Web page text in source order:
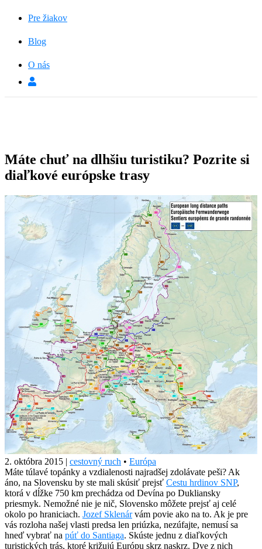
Pre žiakov
Blog
O nás
Máte chuť na dlhšiu turistiku? Pozrite si
diaľkové európske trasy
2. októbra 2015 | cestovný ruch • Európa
Máte túlavé topánky a vzdialenosti najradšej zdolávate peši? Ak
áno, na Slovensku by ste mali skúsiť prejsť Cestu hrdinov SNP,
ktorá v dĺžke 750 km prechádza od Devína po Dukliansky
priesmyk. Nemožné nie je nič, Slovensko môžete prejsť aj celé
okolo po hraniciach. Jozef Sklenárvám povie ako na to. Ak je pre
vás rozloha našej vlasti predsa len priúzka, nezúfajte, nemusí sa
hneď vybrať na púť do Santiaga. Skúste jednu z diaľkových
turistických trás, ktoré križujú Európu skrz naskrz. Dve z nich